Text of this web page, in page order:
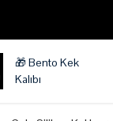
🎁 Bento Kek
Kalıbı